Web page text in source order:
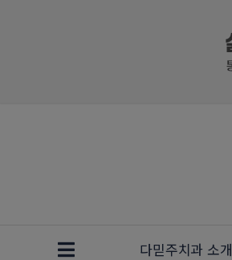
다믿주치과 소개